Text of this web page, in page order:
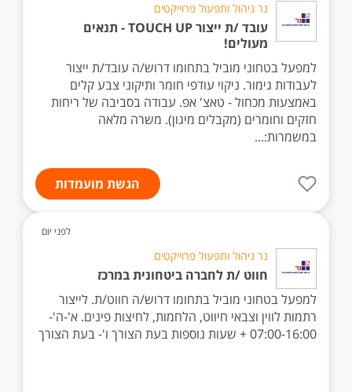
נר ניהול ותפעול פרוייקטים
עובד /ת ייצור TOUCH UP - תנאים
מעולים!
למפעל בטחוני מוביל בתחומו דרוש/ה עובד/ת ייצור
לעבודות גימור. ניקוי עודפי חומר ותיקוני צבע קלים
באמצעות מכחול - טאצ' אפ. עבודה בסביבה של ריחות
חזקים וחומרים (מקבלים מיגון). משרה מלאה
במשמרות:...
הגשת מועמדות
לפני יום
נר ניהול ותפעול פרוייקטים
חווט /ת לחברה ביטחונית במרכז
למפעל בטחוני מוביל בתחומו דרוש/ה חווט/ת. לייצור
רתמות לווין וצבאי חיווט, הלחמות, לחיצות פינים. א'-ה'-
07:00-16:00 + שעות נוספות בעת הצורך ו'- בעת הצורך